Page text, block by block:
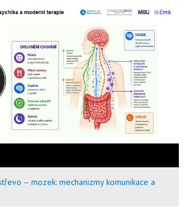
– mozek: mechanizmy komunikace a